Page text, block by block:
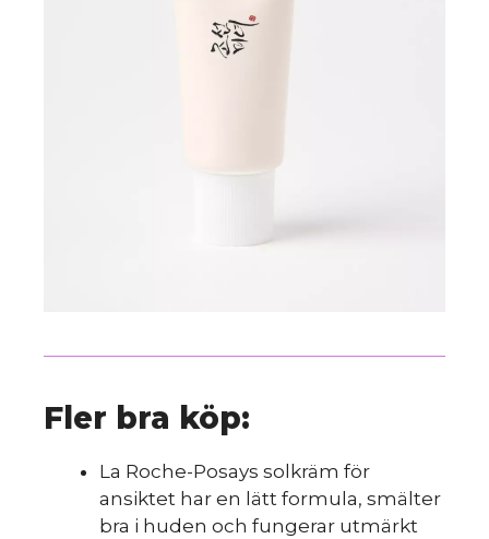
Fler bra köp:
La Roche-Posays solkräm för
ansiktet har en lätt formula, smälter
bra i huden och fungerar utmärkt